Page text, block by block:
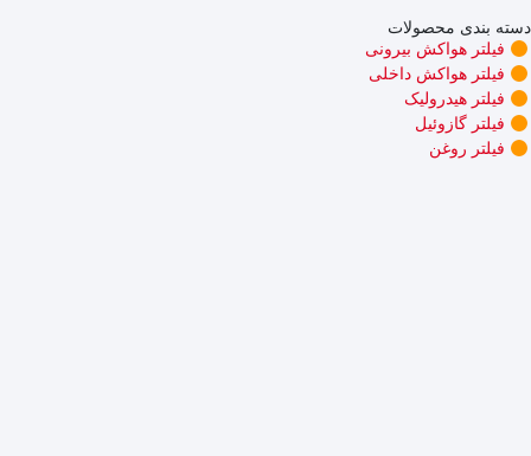
دسته بندی محصولات
فیلتر هواکش بیرونی
فیلتر هواکش داخلی
فیلتر هیدرولیک
فیلتر گازوئیل
فیلتر روغن